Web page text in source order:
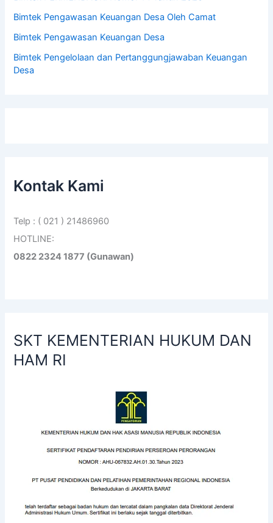
Bimtek Pengawasan Keuangan Desa Oleh Camat
Bimtek Pengawasan Keuangan Desa
Bimtek Pengelolaan dan Pertanggungjawaban Keuangan
Desa
Kontak Kami
Telp : ( 021 ) 21486960
HOTLINE:
0822 2324 1877 (Gunawan)
SKT KEMENTERIAN HUKUM DAN
HAM RI